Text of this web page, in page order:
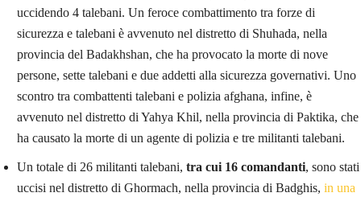
uccidendo 4 talebani. Un feroce combattimento tra forze di
sicurezza e talebani è avvenuto nel distretto di Shuhada, nella
provincia del Badakhshan, che ha provocato la morte di nove
persone, sette talebani e due addetti alla sicurezza governativi. Uno
scontro tra combattenti talebani e polizia afghana, infine, è
avvenuto nel distretto di Yahya Khil, nella provincia di Paktika, che
ha causato la morte di un agente di polizia e tre militanti talebani.
Un totale di 26 militanti talebani, tra cui 16 comandanti, sono stati
uccisi nel distretto di Ghormach, nella provincia di Badghis, in una